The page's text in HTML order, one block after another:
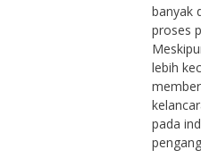
banyak
proses
lebih
pada